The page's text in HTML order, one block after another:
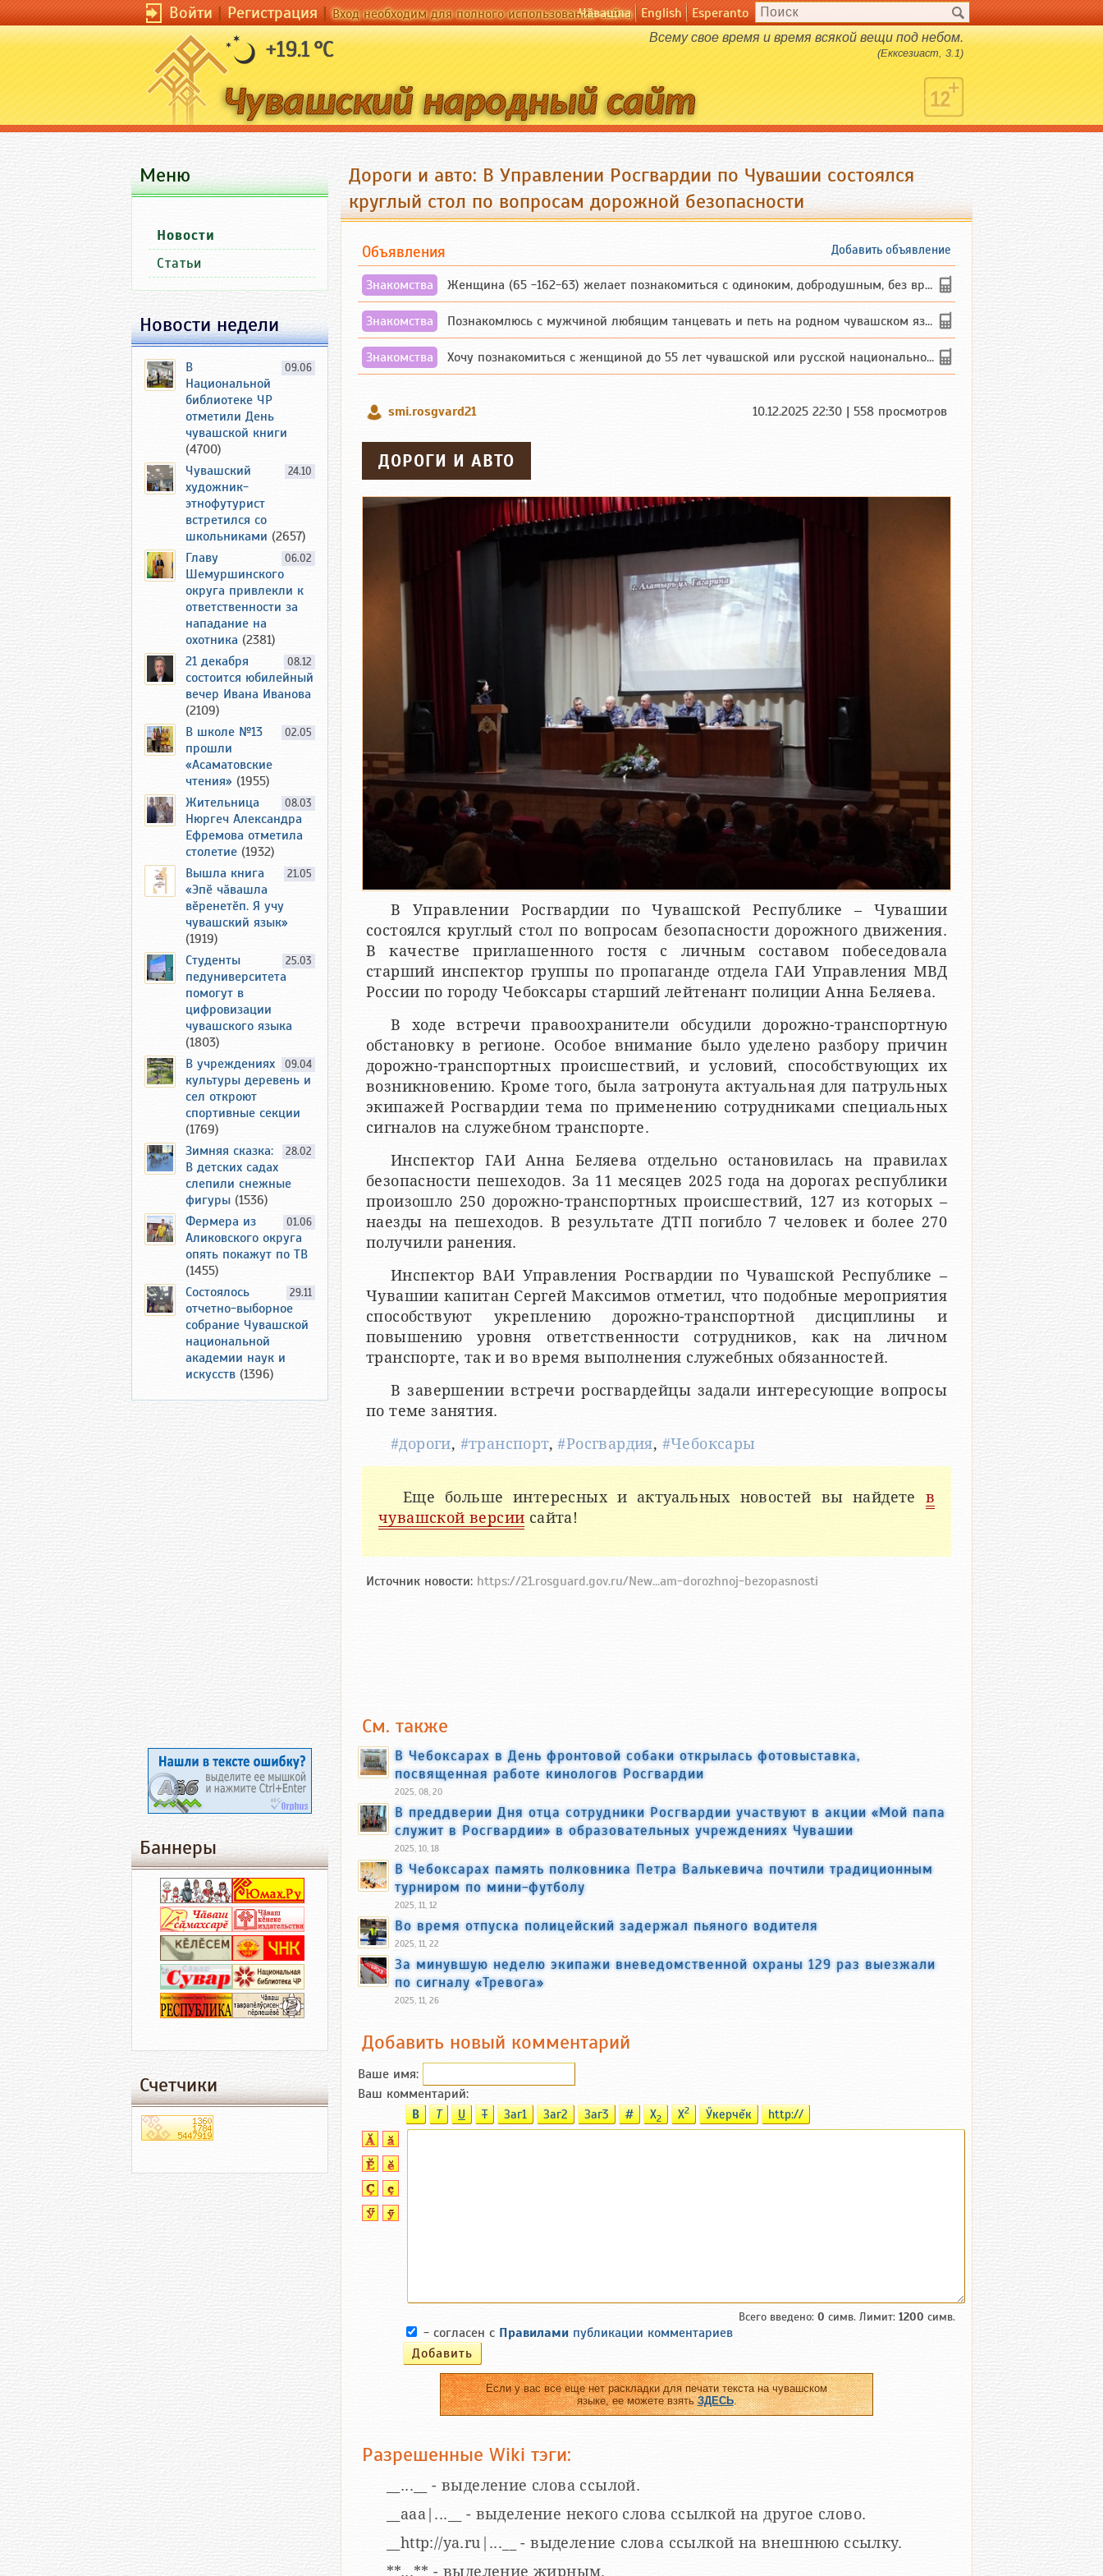
Войти|Регистрация|Вход необходим для полного использования сайта
Чӑвашла English Esperanto
+19.1 °C Всему свое время и время всякой вещи под небом.
(Екксезиаст, 3.1)
Дороги и авто: В Управлении Росгвардии по Чувашии состоялся
круглый стол по вопросам дорожной безопасности
Добавить объявление
Объявления
Знакомства Женщина (65 -162-63) желает познакомиться с одиноким, добродушным, без вредных ...
Знакомства Познакомлюсь с мужчиной любящим танцевать и петь на родном чувашском языке
Знакомства Хочу познакомиться с женщиной до 55 лет чувашской или русской национальности дл...
smi.rosgvard21 10.12.2025 22:30 | 558 просмотров
ДОРОГИ И АВТО
В Управлении Росгвардии по Чувашской Республике – Чувашии
состоялся круглый стол по вопросам безопасности дорожного движения.
В качестве приглашенного гостя с личным составом побеседовала
старший инспектор группы по пропаганде отдела ГАИ Управления МВД
России по городу Чебоксары старший лейтенант полиции Анна Беляева.
В ходе встречи правоохранители обсудили дорожно-транспортную
обстановку в регионе. Особое внимание было уделено разбору причин
дорожно-транспортных происшествий, и условий, способствующих их
возникновению. Кроме того, была затронута актуальная для патрульных
экипажей Росгвардии тема по применению сотрудниками специальных
сигналов на служебном транспорте.
Инспектор ГАИ Анна Беляева отдельно остановилась на правилах
безопасности пешеходов. За 11 месяцев 2025 года на дорогах республики
произошло 250 дорожно-транспортных происшествий, 127 из которых –
наезды на пешеходов. В результате ДТП погибло 7 человек и более 270
получили ранения.
Инспектор ВАИ Управления Росгвардии по Чувашской Республике –
Чувашии капитан Сергей Максимов отметил, что подобные мероприятия
способствуют укреплению дорожно-транспортной дисциплины и
повышению уровня ответственности сотрудников, как на личном
транспорте, так и во время выполнения служебных обязанностей.
В завершении встречи росгвардейцы задали интересующие вопросы
по теме занятия.
#дороги, #транспорт,#Росгвардия, #Чебоксары
Еще больше интересных и актуальных новостей вы найдете в
чувашской версии сайта!
Источник новости: https://21.rosguard.gov.ru/New...am-dorozhnoj-bezopasnosti
См. также
В Чебоксарах в День фронтовой собаки открылась фотовыставка,
посвященная работе кинологов Росгвардии
2025, 08, 20
В преддверии Дня отца сотрудники Росгвардии участвуют в акции «Мой папа
служит в Росгвардии» в образовательных учреждениях Чувашии
2025, 10, 18
В Чебоксарах память полковника Петра Валькевича почтили традиционным
турниром по мини-футболу
2025, 11, 12
Во время отпуска полицейский задержал пьяного водителя
2025, 11, 22
За минувшую неделю экипажи вневедомственной охраны 129 раз выезжали
по сигналу «Тревога»
2025, 11, 26
Добавить новый комментарий
Ваше имя:
Ваш комментарий:
B T U T Заг1 Заг2 Заг3 # X2 X2 Ӳкерчĕк http://
Всего введено: 0 симв. Лимит: 1200 симв.
- согласен с Правилами публикации комментариев
Если у вас все еще нет раскладки для печати текста на чувашском
языке, ее можете взятьЗДЕСЬ.
Разрешенные Wiki тэги:
__...__ - выделение слова ссылой.
__aaa|...__ - выделение некого слова ссылкой на другое слово.
__http://ya.ru|...__ - выделение слова ссылкой на внешнюю ссылку.
**...** - выделение жирным.
Меню
Новости
Статьи
Новости недели
09.06
В
Национальной
библиотеке ЧР
отметили День
чувашской книги
(4700)
24.10
Чувашский
художник-
этнофутурист
встретился со
школьниками (2657)
06.02
Главу
Шемуршинского
округа привлекли к
ответственности за
нападание на
охотника (2381)
08.12
21 декабря
состоится юбилейный
вечер Ивана Иванова
(2109)
02.05
В школе №13
прошли
«Асаматовские
чтения» (1955)
08.03
Жительница
Нюргеч Александра
Ефремова отметила
столетие (1932)
21.05
Вышла книга
«Эпӗ чӑвашла
вӗренетӗп. Я учу
чувашский язык»
(1919)
25.03
Студенты
педуниверситета
помогут в
цифровизации
чувашского языка
(1803)
09.04
В учреждениях
культуры деревень и
сел откроют
спортивные секции
(1769)
28.02
Зимняя сказка:
В детских садах
слепили снежные
фигуры (1536)
01.06
Фермера из
Аликовского округа
опять покажут по ТВ
(1455)
29.11
Состоялось
отчетно-выборное
собрание Чувашской
национальной
академии наук и
искусств (1396)
Баннеры
Счетчики